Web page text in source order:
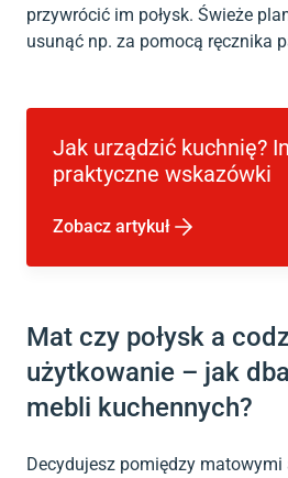
przywrócić im połysk. Świeże
usunąć np. za pomocą ręcznika
Jak urządzić kuchnię?
praktyczne wskazówki
Zobacz artykuł
Mat czy połysk a
użytkowanie – jak
mebli kuchennych?
Decydujesz pomiędzy matowymi